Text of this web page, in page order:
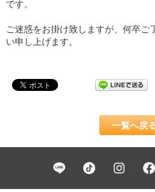
です。
ご迷惑をお掛け致しますが、何卒ご
い申し上げます。
一覧へ戻